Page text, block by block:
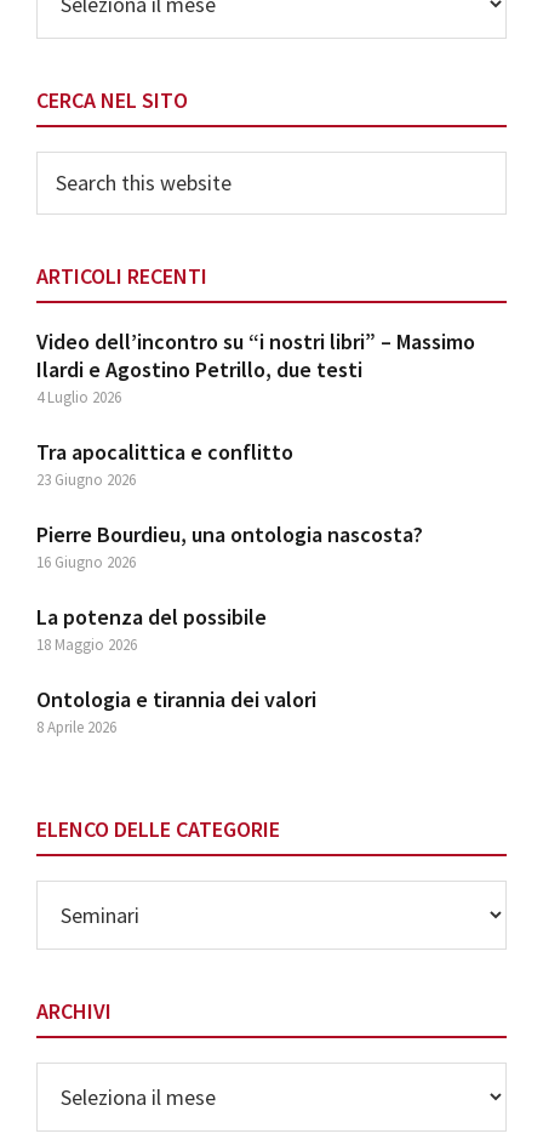
CERCA NEL SITO
this
website
ARTICOLI RECENTI
Video dell’incontro su “i nostri libri” – Massimo
Ilardi e Agostino Petrillo, due testi
4 Luglio 2026
Tra apocalittica e conflitto
23 Giugno 2026
Pierre Bourdieu, una ontologia nascosta?
16 Giugno 2026
La potenza del possibile
18 Maggio 2026
Ontologia e tirannia dei valori
8 Aprile 2026
ELENCO DELLE CATEGORIE
delle
Categorie
ARCHIVI